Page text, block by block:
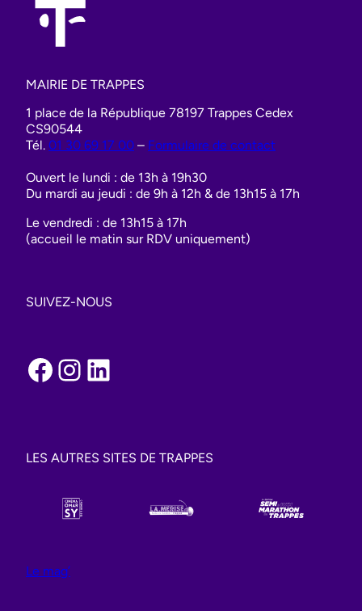
MAIRIE DE TRAPPES
1 place de la République 78197 Trappes Cedex
CS90544
Tél. 01 30 69 17 00 – Formulaire de contact
Ouvert le lundi : de 13h à 19h30
Du mardi au jeudi : de 9h à 12h & de 13h15 à 17h
Le vendredi : de 13h15 à 17h
(accueil le matin sur RDV uniquement)
SUIVEZ-NOUS
Facebook Instagram LinkedIn
LES AUTRES SITES DE TRAPPES
Le mag’